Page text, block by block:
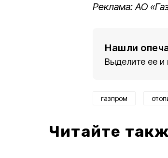
Реклама: АО
Нашли
Выделите ее и
газпром
Читайте